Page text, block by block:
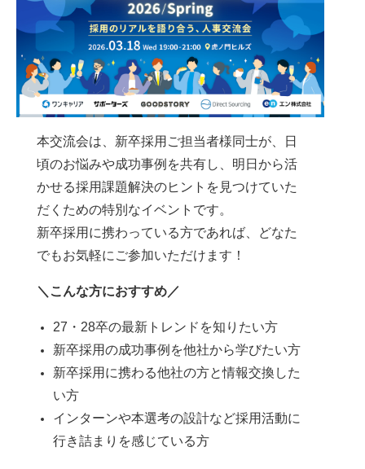
セミナー・イベント
本交流会は、新卒採用ご担当者様同士が、日
頃のお悩みや成功事例を共有し、明日から活
かせる採用課題解決のヒントを見つけていた
だくための特別なイベントです。
新卒採用に携わっている方であれば、どなた
でもお気軽にご参加いただけます！
＼こんな方におすすめ／
27・28卒の最新トレンドを知りたい方
新卒採用の成功事例を他社から学びたい方
新卒採用に携わる他社の方と情報交換した
い方
インターンや本選考の設計など採用活動に
行き詰まりを感じている方